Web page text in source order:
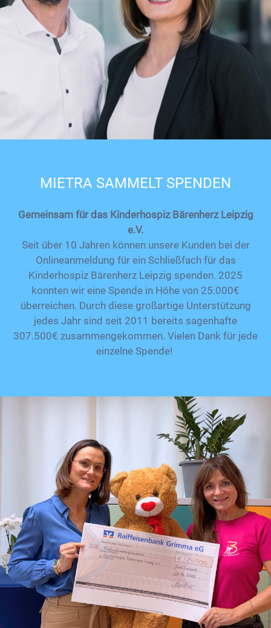
MIETRA SAMMELT SPENDEN
Gemeinsam für das Kinderhospiz Bärenherz Leipzig
e.V.
Seit über 10 Jahren können unsere Kunden bei der
Onlineanmeldung für ein Schließfach für das
Kinderhospiz Bärenherz Leipzig spenden. 2025
konnten wir eine Spende in Höhe von 25.000€
überreichen. Durch diese großartige Unterstützung
jedes Jahr sind seit 2011 bereits sagenhafte
307.500€ zusammengekommen. Vielen Dank für jede
einzelne Spende!